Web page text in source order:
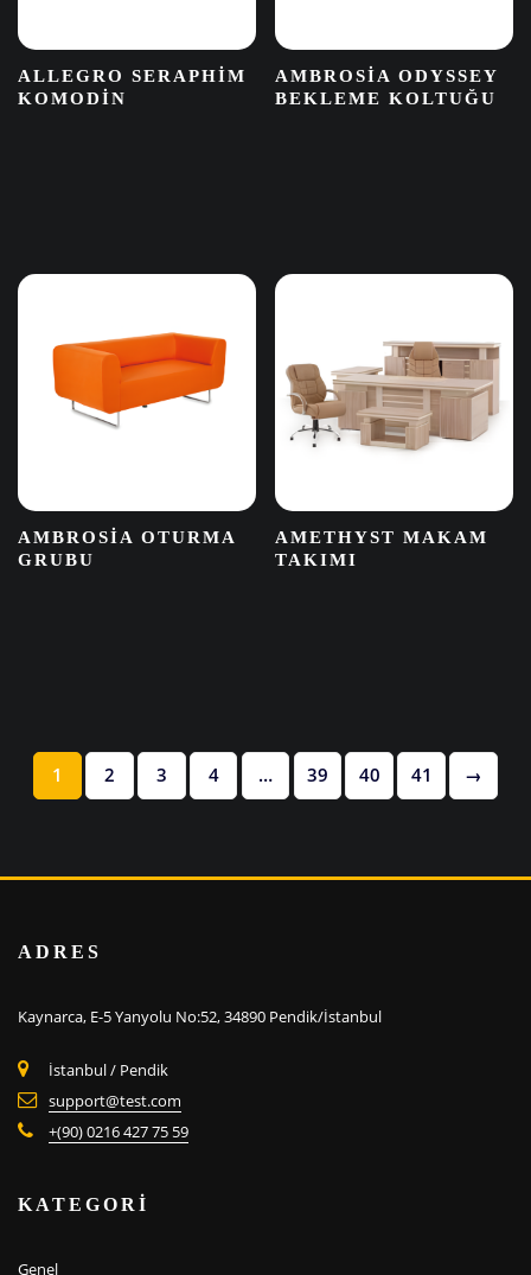
ALLEGRO SERAPHIM
KOMODIN
AMBROSIA ODYSSEY
BEKLEME KOLTUĞU
AMBROSIA OTURMA
GRUBU
AMETHYST MAKAM
TAKIMI
1 2 3 4 … 39 40 41 →
ADRES
Kaynarca, E-5 Yanyolu No:52, 34890 Pendik/İstanbul
İstanbul / Pendik
support@test.com
+(90) 0216 427 75 59
KATEGORİ
Genel